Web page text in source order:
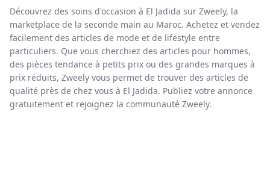
Découvrez des soins d'occasion à El Jadida sur Zweely, la
marketplace de la seconde main au Maroc. Achetez et vendez
facilement des articles de mode et de lifestyle entre
particuliers. Que vous cherchiez des articles pour hommes,
des pièces tendance à petits prix ou des grandes marques à
prix réduits, Zweely vous permet de trouver des articles de
qualité près de chez vous à El Jadida. Publiez votre annonce
gratuitement et rejoignez la communauté Zweely.